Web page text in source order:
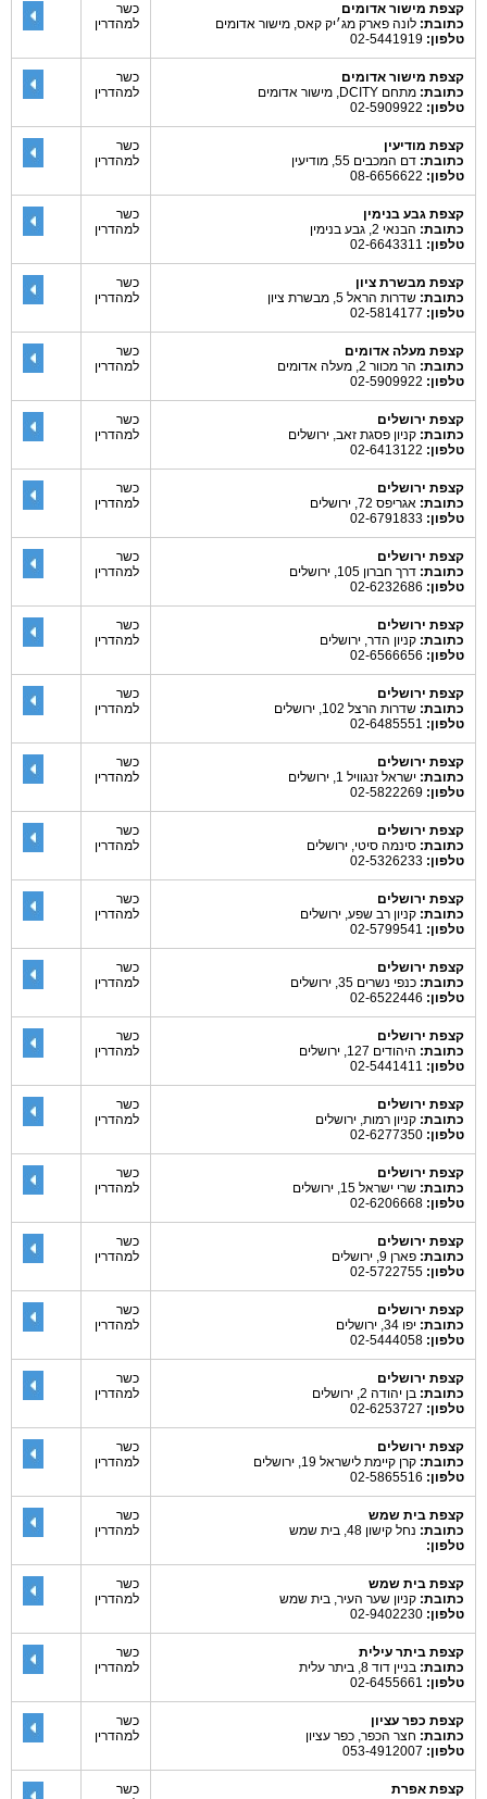
קצפת מישור אדומים
כתובת: לונה פארק מג׳יק קאס, מישור אדומים
טלפון:
כשר
למהדרין
קצפת מישור אדומים
כתובת: מתחם DCITY, מישור אדומים
טלפון:
כשר
למהדרין
קצפת מודיעין
כתובת: דם המכבים 55, מודיעין
טלפון:
כשר
למהדרין
קצפת גבע בנימין
כתובת: הבנאי 2, גבע בנימין
טלפון:
כשר
למהדרין
קצפת מבשרת ציון
כתובת: שדרות הראל 5, מבשרת ציון
טלפון:
כשר
למהדרין
קצפת מעלה אדומים
כתובת: הר מכוור 2, מעלה אדומים
טלפון:
כשר
למהדרין
קצפת ירושלים
כתובת: קניון פסגת זאב, ירושלים
טלפון:
כשר
למהדרין
קצפת ירושלים
כתובת: אגריפס 72, ירושלים
טלפון:
כשר
למהדרין
קצפת ירושלים
כתובת: דרך חברון 105, ירושלים
טלפון:
כשר
למהדרין
קצפת ירושלים
כתובת: קניון הדר, ירושלים
טלפון:
כשר
למהדרין
קצפת ירושלים
כתובת: שדרות הרצל 102, ירושלים
טלפון:
כשר
למהדרין
קצפת ירושלים
כתובת: ישראל זנגוויל 1, ירושלים
טלפון:
כשר
למהדרין
קצפת ירושלים
כתובת: סינמה סיטי, ירושלים
טלפון:
כשר
למהדרין
קצפת ירושלים
כתובת: קניון רב שפע, ירושלים
טלפון:
כשר
למהדרין
קצפת ירושלים
כתובת: כנפי נשרים 35, ירושלים
טלפון:
כשר
למהדרין
קצפת ירושלים
כתובת: היהודים 127, ירושלים
טלפון:
כשר
למהדרין
קצפת ירושלים
כתובת: קניון רמות, ירושלים
טלפון:
כשר
למהדרין
קצפת ירושלים
כתובת: שרי ישראל 15, ירושלים
טלפון:
כשר
למהדרין
קצפת ירושלים
כתובת: פארן 9, ירושלים
טלפון:
כשר
למהדרין
קצפת ירושלים
כתובת: יפו 34, ירושלים
טלפון:
כשר
למהדרין
קצפת ירושלים
כתובת: בן יהודה 2, ירושלים
טלפון:
כשר
למהדרין
קצפת ירושלים
כתובת: קרן קיימת לישראל 19, ירושלים
טלפון:
כשר
למהדרין
קצפת בית שמש
כתובת: נחל קישון 48, בית שמש
טלפון:
כשר
למהדרין
קצפת בית שמש
כתובת: קניון שער העיר, בית שמש
טלפון:
כשר
למהדרין
קצפת ביתר עילית
כתובת: בניין דוד 8, ביתר עלית
טלפון:
כשר
למהדרין
קצפת כפר עציון
כתובת: חצר הכפר, כפר עציון
טלפון:
כשר
למהדרין
קצפת אפרת
כשר